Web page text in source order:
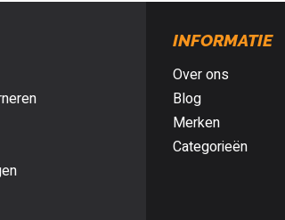
INFORMATIE
Over ons
Blog
Merken
Categorieën